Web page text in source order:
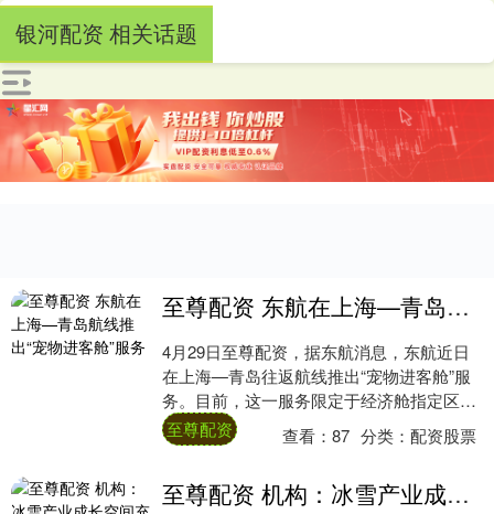
银河配资 相关话题
至尊配资 东航在上海—青岛航线推出“宠物进客舱”服务
4月29日至尊配资，据东航消息，东航近日
在上海—青岛往返航线推出“宠物进客舱”服
务。目前，这一服务限定于经济舱指定区
域。 按照规定，宠物需全程安置于前排座椅
下方....
至尊配资 查看：87 分类：配资股票
至尊配资 机构：冰雪产业成长空间充足 看好冰雪旅游未来发展